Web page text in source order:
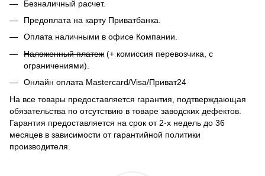
Безналичный расчет.
Предоплата на карту Приватбанка.
Оплата наличными в офисе Компании.
Наложенный платеж (+ комиссия перевозчика, с
ограничениями).
Онлайн оплата Mastercard/Visa/Приват24
На все товары предоставляется гарантия, подтверждающая
обязательства по отсутствию в товаре заводских дефектов.
Гарантия предоставляется на срок от 2-х недель до 36
месяцев в зависимости от гарантийной политики
производителя.